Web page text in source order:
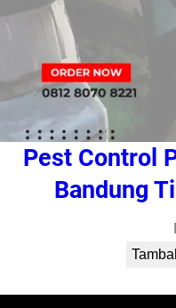
Pest Control
Bandung